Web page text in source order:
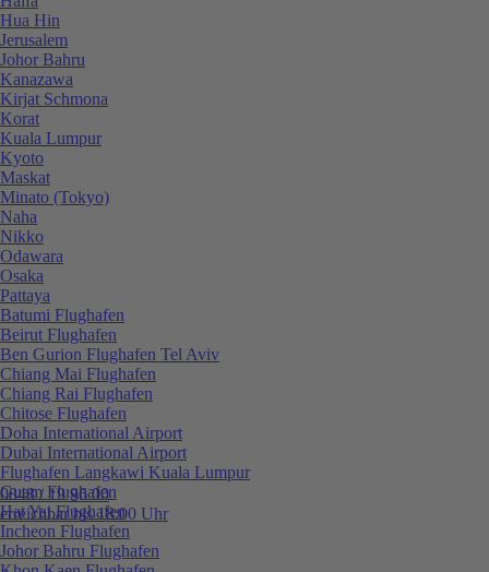
0848 / 19 96 00
erreichbar bis 18:00 Uhr
Hua Hin
Jerusalem
Johor Bahru
Kanazawa
Kirjat Schmona
Korat
Kuala Lumpur
Kyoto
Maskat
Minato (Tokyo)
Naha
Nikko
Odawara
Osaka
Pattaya
Batumi Flughafen
Beirut Flughafen
Ben Gurion Flughafen Tel Aviv
Chiang Mai Flughafen
Chiang Rai Flughafen
Chitose Flughafen
Doha International Airport
Dubai International Airport
Flughafen Langkawi Kuala Lumpur
Guam Flughafen
Hat Yai Flughafen
Incheon Flughafen
Johor Bahru Flughafen